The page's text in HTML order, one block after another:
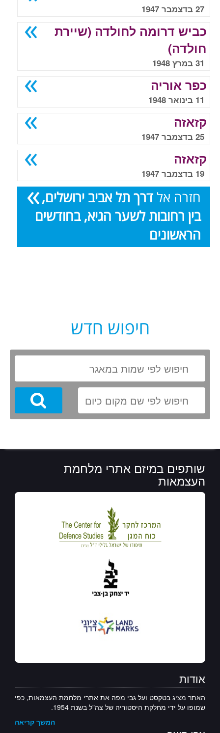
27 בדצמבר 1947
כביש דרומה לחולדה (שיירת
חולדה)
31 במרץ 1948
כפר אוריה
11 בינואר 1948
קזאזה
25 בדצמבר 1947
קזאזה
19 בדצמבר 1947
חזרה אלדרך תל אביב ירושלים,
בין רחובות לשער הגיא, בחודשים
הראשונים
חיפוש חדש
Search
שותפים במיזם אתרי מלחמת
העצמאות
אודות
האתר מציג בטקסט ועל גבי מפה את אתרי מלחמת העצמאות, כפי
שמופו על ידי מחלקת היסטוריה של צה"ל בשנת 1954.
המשך קריאה